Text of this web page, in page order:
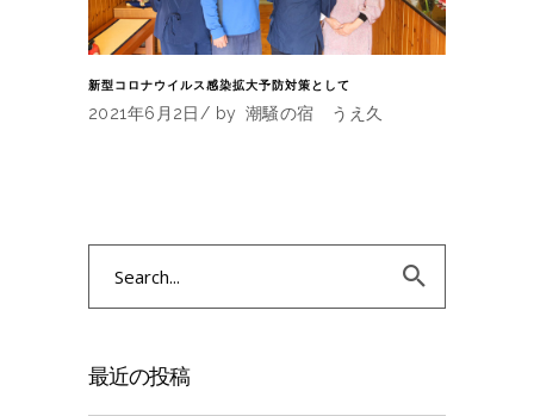
新型コロナウイルス感染拡大予防対策として
2021年6月2日 by 潮騒の宿 うえ久
最近の投稿